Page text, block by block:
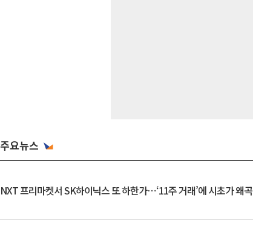
주요뉴스
NXT 프리마켓서 SK하이닉스 또 하한가⋯‘11주 거래’에 시초가 왜곡